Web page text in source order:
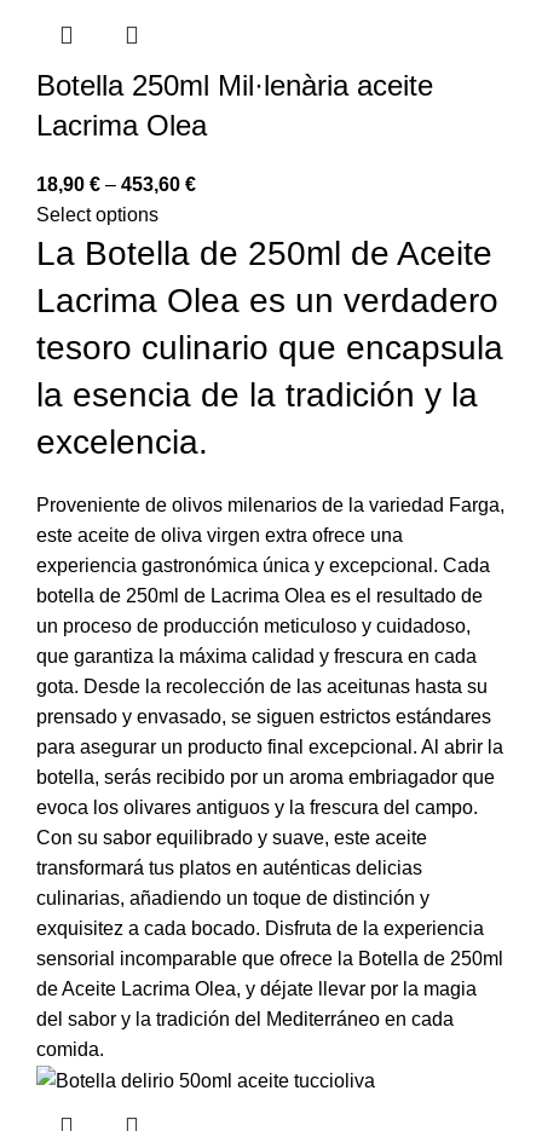
Botella 250ml Mil·lenària aceite
Lacrima Olea
18,90 € – 453,60 €
Select options
La Botella de 250ml de Aceite
Lacrima Olea es un verdadero
tesoro culinario que encapsula
la esencia de la tradición y la
excelencia.
Proveniente de olivos milenarios de la variedad Farga,
este aceite de oliva virgen extra ofrece una
experiencia gastronómica única y excepcional. Cada
botella de 250ml de Lacrima Olea es el resultado de
un proceso de producción meticuloso y cuidadoso,
que garantiza la máxima calidad y frescura en cada
gota. Desde la recolección de las aceitunas hasta su
prensado y envasado, se siguen estrictos estándares
para asegurar un producto final excepcional. Al abrir la
botella, serás recibido por un aroma embriagador que
evoca los olivares antiguos y la frescura del campo.
Con su sabor equilibrado y suave, este aceite
transformará tus platos en auténticas delicias
culinarias, añadiendo un toque de distinción y
exquisitez a cada bocado. Disfruta de la experiencia
sensorial incomparable que ofrece la Botella de 250ml
de Aceite Lacrima Olea, y déjate llevar por la magia
del sabor y la tradición del Mediterráneo en cada
comida.